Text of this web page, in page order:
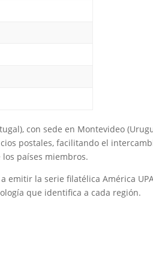
con sede en Montevideo
postales, facilitando el
países miembros.
emitir la serie filatélica América
que identifica a cada región.